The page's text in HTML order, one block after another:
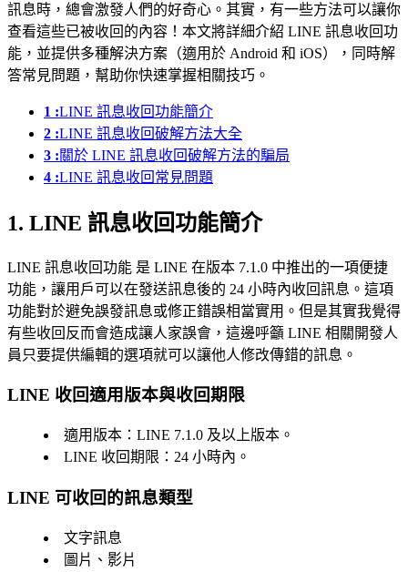
訊息時，總會激發人們的好奇心。其實，有一些方法可以讓你
查看這些已被收回的內容！本文將詳細介紹 LINE 訊息收回功
能，並提供多種解決方案（適用於 Android 和 iOS），同時解
答常見問題，幫助你快速掌握相關技巧。
1 :LINE 訊息收回功能簡介
2 :LINE 訊息收回破解方法大全
3 :關於 LINE 訊息收回破解方法的騙局
4 :LINE 訊息收回常見問題
1. LINE 訊息收回功能簡介
LINE 訊息收回功能 是 LINE 在版本 7.1.0 中推出的一項便捷
功能，讓用戶可以在發送訊息後的 24 小時內收回訊息。這項
功能對於避免誤發訊息或修正錯誤相當實用。但是其實我覺得
有些收回反而會造成讓人家誤會，這邊呼籲 LINE 相關開發人
員只要提供編輯的選項就可以讓他人修改傳錯的訊息。
LINE 收回適用版本與收回期限
適用版本：LINE 7.1.0 及以上版本。
LINE 收回期限：24 小時內。
LINE 可收回的訊息類型
文字訊息
圖片、影片